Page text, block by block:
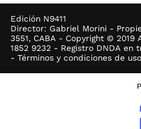
Edición N9411
Director: Gabriel Morini -
3551, CABA - Copyright ©
1852 9232 - Registro DNDA
- Términos y condiciones de uso